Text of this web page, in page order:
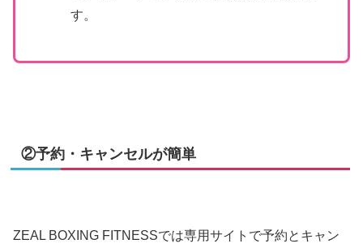
す。
②予約・キャンセルが簡単
ZEAL BOXING FITNESSでは専用サイトで予約とキャン